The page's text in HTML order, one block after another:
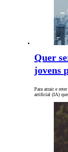
Quer
jovens
Para atrair e
artificial (IA)